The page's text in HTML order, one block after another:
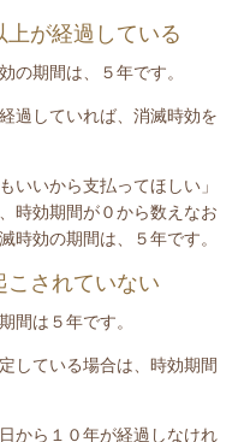
上が経過している
の期間は、５年です。
過していれば、消滅時効を
いいから支払ってほしい」
時効期間が０から数えなお
時効の期間は、５年です。
こされていない
間は５年です。
している場合は、時効期間
から１０年が経過しなけれ